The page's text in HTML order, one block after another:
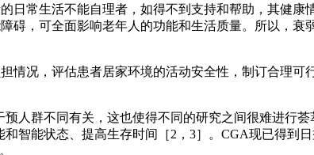
日常生活不能自理者，如得不到支持和帮助，其健康
碍，可全面影响老年人的功能和生活质量。所以，衰
情况，评估患者居家环境的活动安全性，制订合理可
人群不同有关，这也使得不同的研究之间很难进行
智能状态、提高生存时间［2，3］。CGA现已得到